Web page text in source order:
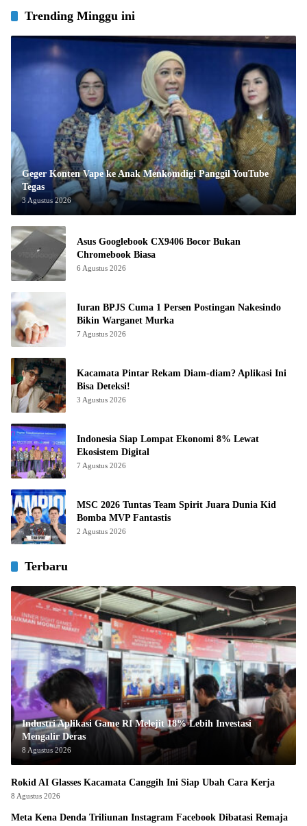
Trending Minggu ini
Geger Konten Vape ke Anak Menkomdigi Panggil YouTube
Tegas
3 Agustus 2026
Asus Googlebook CX9406 Bocor Bukan
Chromebook Biasa
6 Agustus 2026
Iuran BPJS Cuma 1 Persen Postingan Nakesindo
Bikin Warganet Murka
7 Agustus 2026
Kacamata Pintar Rekam Diam-diam? Aplikasi Ini
Bisa Deteksi!
3 Agustus 2026
Indonesia Siap Lompat Ekonomi 8% Lewat
Ekosistem Digital
7 Agustus 2026
MSC 2026 Tuntas Team Spirit Juara Dunia Kid
Bomba MVP Fantastis
2 Agustus 2026
Terbaru
Industri Aplikasi Game RI Melejit 18% Lebih Investasi
Mengalir Deras
8 Agustus 2026
Rokid AI Glasses Kacamata Canggih Ini Siap Ubah Cara Kerja
8 Agustus 2026
Meta Kena Denda Triliunan Instagram Facebook Dibatasi Remaja